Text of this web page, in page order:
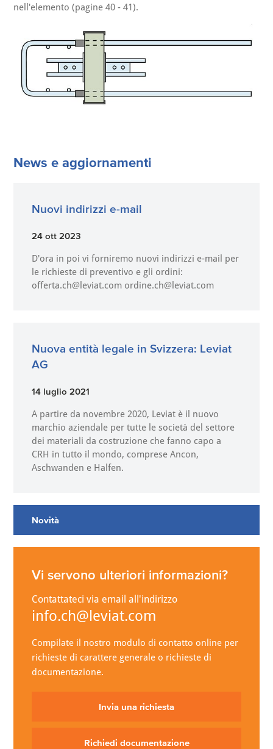
nell'elemento (pagine 40 - 41).
News e aggiornamenti
Nuovi indirizzi e-mail
24 ott 2023
D'ora in poi vi forniremo nuovi indirizzi e-mail per
le richieste di preventivo e gli ordini:
offerta.ch@leviat.com ordine.ch@leviat.com
Nuova entità legale in Svizzera: Leviat
AG
14 luglio 2021
A partire da novembre 2020, Leviat è il nuovo
marchio aziendale per tutte le società del settore
dei materiali da costruzione che fanno capo a
CRH in tutto il mondo, comprese Ancon,
Aschwanden e Halfen.
Novità
Vi servono ulteriori informazioni?
Contattateci via email all'indirizzo
info.ch@leviat.com
Compilate il nostro modulo di contatto online per
richieste di carattere generale o richieste di
documentazione.
Invia una richiesta
Richiedi documentazione